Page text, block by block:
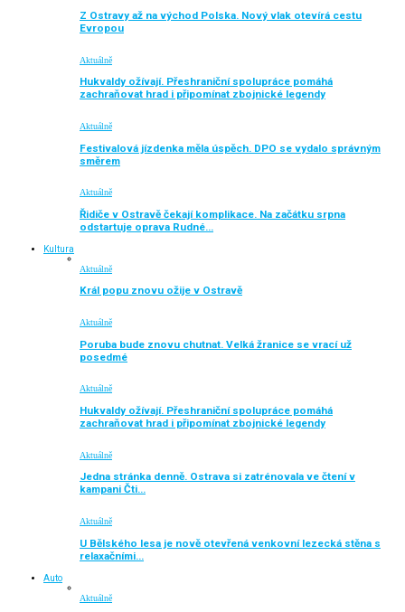
Z Ostravy až na východ Polska. Nový vlak otevírá cestu
Evropou
Aktuálně
Hukvaldy ožívají. Přeshraniční spolupráce pomáhá
zachraňovat hrad i připomínat zbojnické legendy
Aktuálně
Festivalová jízdenka měla úspěch. DPO se vydalo správným
směrem
Aktuálně
Řidiče v Ostravě čekají komplikace. Na začátku srpna
odstartuje oprava Rudné…
Kultura
Aktuálně
Král popu znovu ožije v Ostravě
Aktuálně
Poruba bude znovu chutnat. Velká žranice se vrací už
posedmé
Aktuálně
Hukvaldy ožívají. Přeshraniční spolupráce pomáhá
zachraňovat hrad i připomínat zbojnické legendy
Aktuálně
Jedna stránka denně. Ostrava si zatrénovala ve čtení v
kampani Čti…
Aktuálně
U Bělského lesa je nově otevřená venkovní lezecká stěna s
relaxačními…
Auto
Aktuálně